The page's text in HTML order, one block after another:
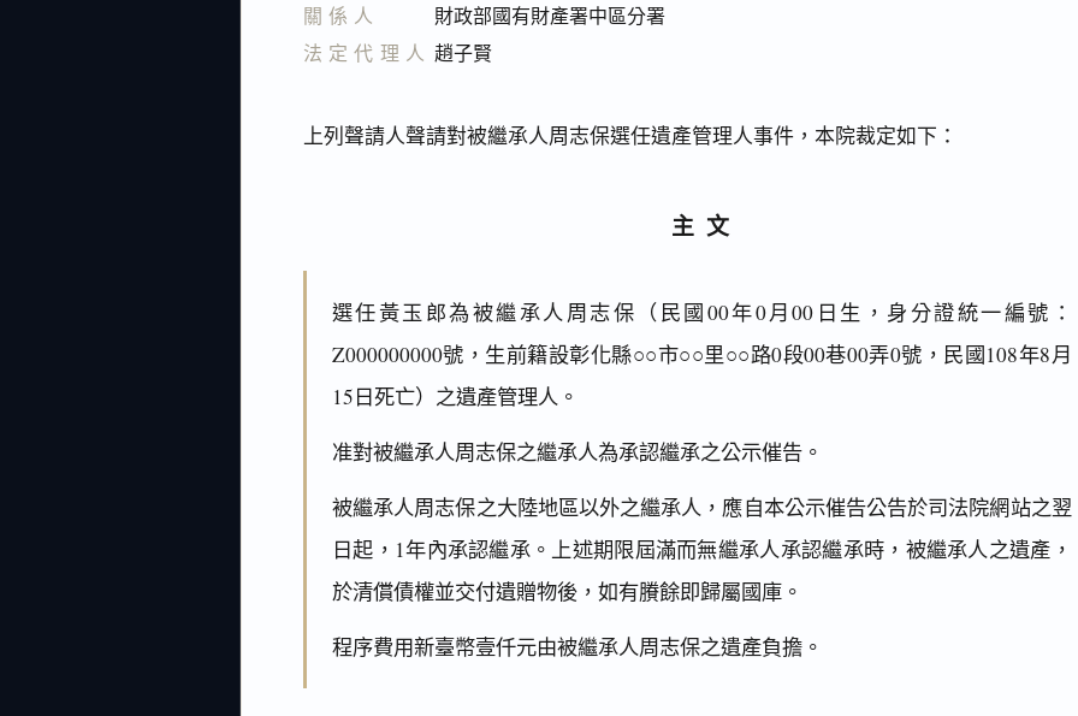
關係人
財政部國有財產署中區分署
法定代理人 趙子賢
上列聲請人聲請對被繼承人周志保選任遺產管理人事件，本院裁定如下：
主文
選任黃玉郎為被繼承人周志保（民國00年0月00日生，身分證統一編號：
Z000000000號，生前籍設彰化縣○○市○○里○○路0段00巷00弄0號，民國108年8月
15日死亡）之遺產管理人。
准對被繼承人周志保之繼承人為承認繼承之公示催告。
被繼承人周志保之大陸地區以外之繼承人，應自本公示催告公告於司法院網站之翌
日起，1年內承認繼承。上述期限屆滿而無繼承人承認繼承時，被繼承人之遺產，
於清償債權並交付遺贈物後，如有賸餘即歸屬國庫。
程序費用新臺幣壹仟元由被繼承人周志保之遺產負擔。